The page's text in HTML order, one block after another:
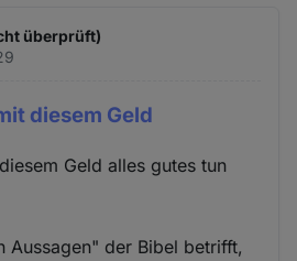
überprüft)
diesem Geld
Geld alles gutes tun
Aussagen" der Bibel betrifft,